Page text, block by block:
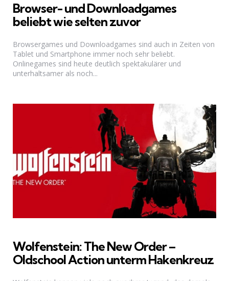
Browser- und Downloadgames
beliebt wie selten zuvor
Browsergames und Downloadgames sind auch in Zeiten von
Tablet und Smartphone immer noch sehr beliebt.
Onlinegames sind heute deutlich spektakulärer und
unterhaltsamer als noch...
Wolfenstein: The New Order –
Oldschool Action unterm Hakenkreuz